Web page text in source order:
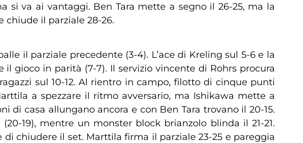
va ai vantaggi. Ben Tara mette a segno il 26-25, ma la
chiude il parziale 28-26.
il parziale precedente (3-4). L’ace di Kreling sul 5-6 e la
gioco in parità (7-7). Il servizio vincente di Rohrs procura
sul 10-12. Al rientro in campo, filotto di cinque punti
a spezzare il ritmo avversario, ma Ishikawa mette a
di casa allungano ancora e con Ben Tara trovano il 20-15.
19), mentre un monster block brianzolo blinda il 21-21.
di chiudere il set. Marttila firma il parziale 23-25 e pareggia